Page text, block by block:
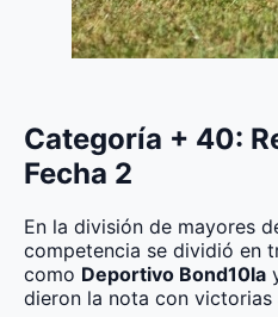
Categoría + 40:
Fecha 2
En la división de mayores
competencia se dividió en
como Deportivo Bond10la
dieron la nota con victorias